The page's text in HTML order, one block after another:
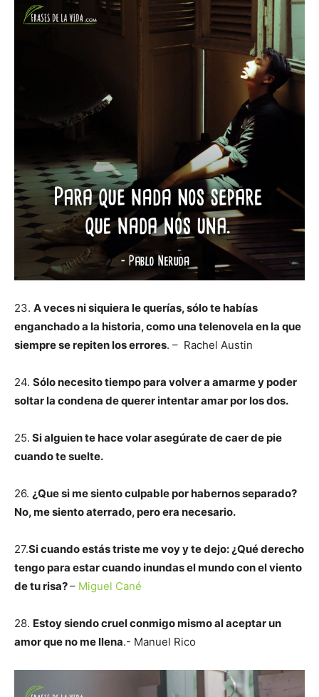
23. A veces ni siquiera le querías, sólo te habías
enganchado a la historia, como una telenovela en la que
siempre se repiten los errores. – Rachel Austin
24. Sólo necesito tiempo para volver a amarme y poder
soltar la condena de querer intentar amar por los dos.
25. Si alguien te hace volar asegúrate de caer de pie
cuando te suelte.
26. ¿Que si me siento culpable por habernos separado?
No, me siento aterrado, pero era necesario.
27.Si cuando estás triste me voy y te dejo: ¿Qué derecho
tengo para estar cuando inundas el mundo con el viento
de tu risa?– Miguel Cané
28. Estoy siendo cruel conmigo mismo al aceptar un
amor que no me llena.- Manuel Rico